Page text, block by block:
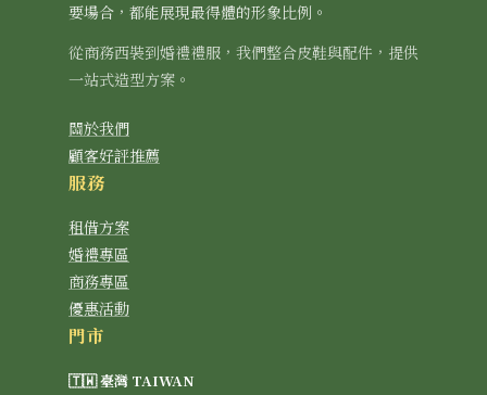
要場合，都能展現最得體的形象比例。
從商務西裝到婚禮禮服，我們整合皮鞋與配件，提供
一站式造型方案。
關於我們
顧客好評推薦
服務
租借方案
婚禮專區
商務專區
優惠活動
門市
🇹🇼 臺灣 TAIWAN